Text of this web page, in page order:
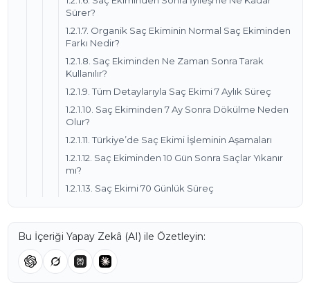
Sürer?
1.2.1.7. Organik Saç Ekiminin Normal Saç Ekiminden
Farkı Nedir?
1.2.1.8. Saç Ekiminden Ne Zaman Sonra Tarak
Kullanılır?
1.2.1.9. Tüm Detaylarıyla Saç Ekimi 7 Aylık Süreç
1.2.1.10. Saç Ekiminden 7 Ay Sonra Dökülme Neden
Olur?
1.2.1.11. Türkiye’de Saç Ekimi İşleminin Aşamaları
1.2.1.12. Saç Ekiminden 10 Gün Sonra Saçlar Yıkanır
mı?
1.2.1.13. Saç Ekimi 70 Günlük Süreç
Bu İçeriği Yapay Zekâ (AI) ile Özetleyin: